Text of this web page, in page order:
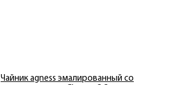
Чайник agness эмалированный со